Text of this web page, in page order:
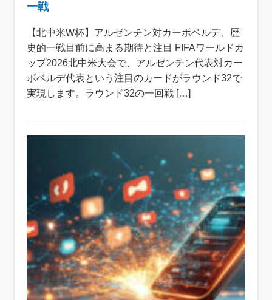
一戦
【北中米W杯】アルゼンチン対カーボベルデ、歴
史的一戦目前に高まる期待と注目 FIFAワールドカ
ップ2026北中米大会で、アルゼンチン代表対カー
ボベルデ代表という注目のカードがラウンド32で
実現します。ラウンド32の一回戦 […]